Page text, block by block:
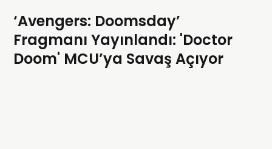
‘Avengers: Doomsday’
Fragmanı Yayınlandı: 'Doctor
Doom' MCU’ya Savaş Açıyor